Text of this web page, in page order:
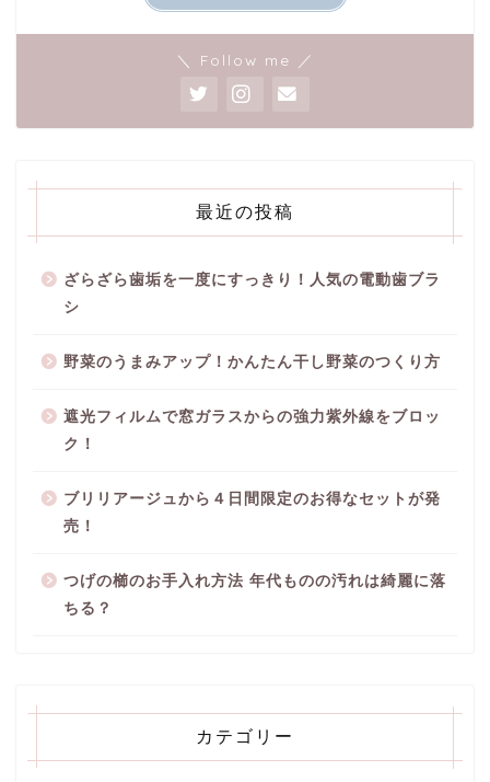
＼ Follow me ／
最近の投稿
ざらざら歯垢を一度にすっきり！人気の電動歯ブラ
シ
野菜のうまみアップ！かんたん干し野菜のつくり方
遮光フィルムで窓ガラスからの強力紫外線をブロッ
ク！
ブリリアージュから４日間限定のお得なセットが発
売！
つげの櫛のお手入れ方法 年代ものの汚れは綺麗に落
ちる？
カテゴリー